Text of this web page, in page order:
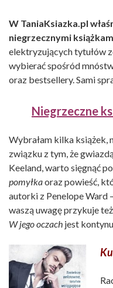
W TaniaKsiazka.pl
niegrzecznymi
elektryzujących tytułów
wybierać spośród
oraz bestsellery. Sami
Niegrzeczne
Wybrałam kilka książek,
związku z tym, że
Keeland, warto sięgnąć
pomyłkaoraz powieść,
autorki z Penelope Ward –
waszą uwagę przykuje
W jego oczach jest
K